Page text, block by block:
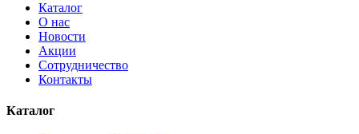
Каталог
О нас
Новости
Акции
Сотрудничество
Контакты
Каталог